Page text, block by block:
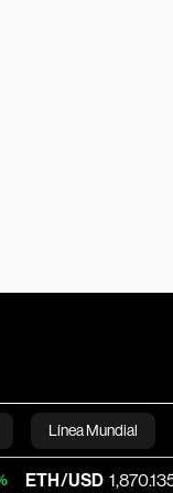
Línea Mundial
Bloomberg
1,870.135 +0.14%